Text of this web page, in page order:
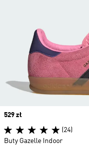
Price
529 zł
(24)
Buty Gazelle Indoor